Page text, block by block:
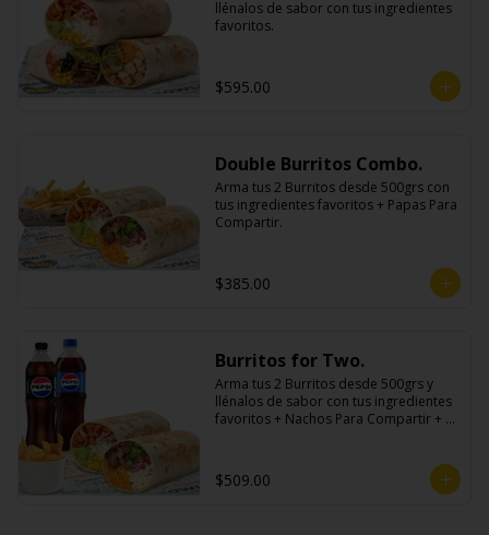
llénalos de sabor con tus ingredientes
favoritos.
$595.00
Double Burritos Combo.
Arma tus 2 Burritos desde 500grs con
tus ingredientes favoritos + Papas Para
Compartir.
$385.00
Burritos for Two.
Arma tus 2 Burritos desde 500grs y
llénalos de sabor con tus ingredientes
favoritos + Nachos Para Compartir + 2
$509.00